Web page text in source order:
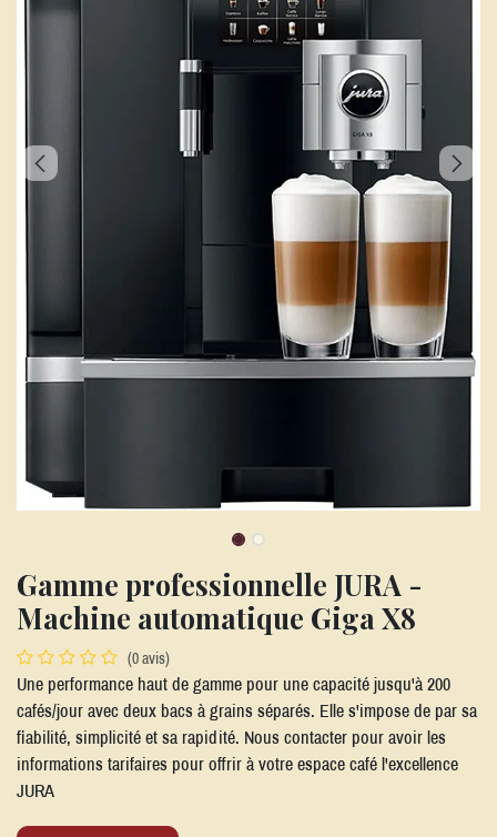
Gamme professionnelle JURA -
Machine automatique Giga X8
(0 avis)
Une performance haut de gamme pour une capacité jusqu'à 200
cafés/jour avec deux bacs à grains séparés. Elle s'impose de par sa
fiabilité, simplicité et sa rapidité. Nous contacter pour avoir les
informations tarifaires pour offrir à votre espace café l'excellence
JURA